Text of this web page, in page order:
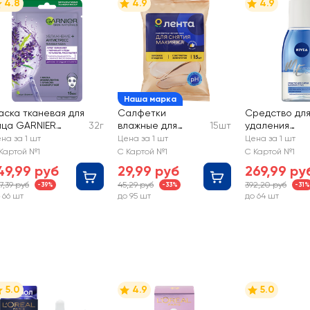
4.8
тканевая для
GARNIER
+
с
эфирным
лаванды и
32г
за 1 шт
№1
руб
руб -39%
66 шт
Наша марка
4.9
Салфетки
влажные для
снятия макияжа
ЛЕНТА
15шт
Цена за 1 шт
С Картой №1
29,99 руб
45,29 руб -33%
до 95 шт
4.9
Средство для
удаления
макияжа с глаз
NIVEA Двойной
Цена за 1 шт
С Картой №1
269,99
392,20 руб -31%
до 64 шт
5.0 4.9 5.0